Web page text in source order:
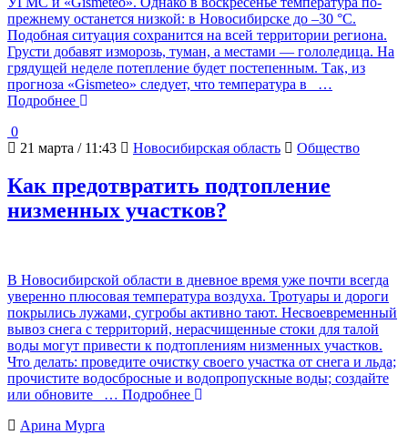
прежнему останется низкой: в Новосибирске до –30 °С.
Подобная ситуация сохранится на всей территории региона.
Грусти добавят изморозь, туман, а местами — гололедица. На
грядущей неделе потепление будет постепенным. Так, из
прогноза «Gismeteo» следует, что температура в
…
Подробнее
0
21 марта / 11:43
Новосибирская область Общество
Как предотвратить подтопление
низменных участков?
В Новосибирской области в дневное время уже почти всегда
уверенно плюсовая температура воздуха. Тротуары и дороги
покрылись лужами, сугробы активно тают. Несвоевременный
вывоз снега с территорий, нерасчищенные стоки для талой
воды могут привести к подтоплениям низменных участков.
Что делать: проведите очистку своего участка от снега и льда;
прочистите водосбросные и водопропускные воды; создайте
или обновите
… Подробнее
Арина Мурга